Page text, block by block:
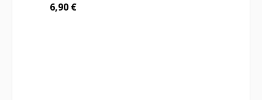
6,90 €